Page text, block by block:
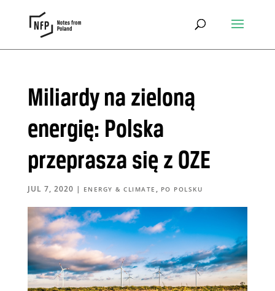
Miliardy na zieloną
energię: Polska
przeprasza się z OZE
JUL 7, 2020 | ENERGY & CLIMATE , PO POLSKU